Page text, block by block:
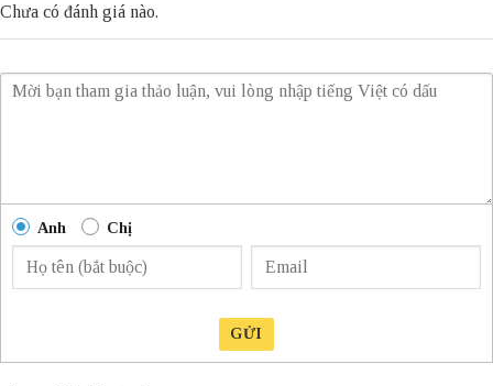
Chưa có đánh giá nào.
Anh Chị
GỬI